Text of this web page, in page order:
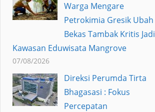
Warga Mengare
Petrokimia Gresik Ubah
Bekas Tambak Kritis Jadi
Kawasan Eduwisata Mangrove
07/08/2026
Direksi Perumda Tirta
Bhagasasi : Fokus
Percepatan